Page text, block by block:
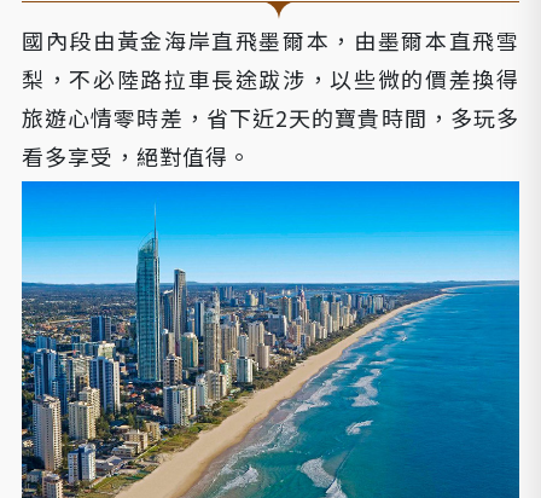
國內段由黃金海岸直飛墨爾本，由墨爾本直飛雪
梨，不必陸路拉車長途跋涉，以些微的價差換得
旅遊心情零時差，省下近2天的寶貴時間，多玩多
看多享受，絕對值得。